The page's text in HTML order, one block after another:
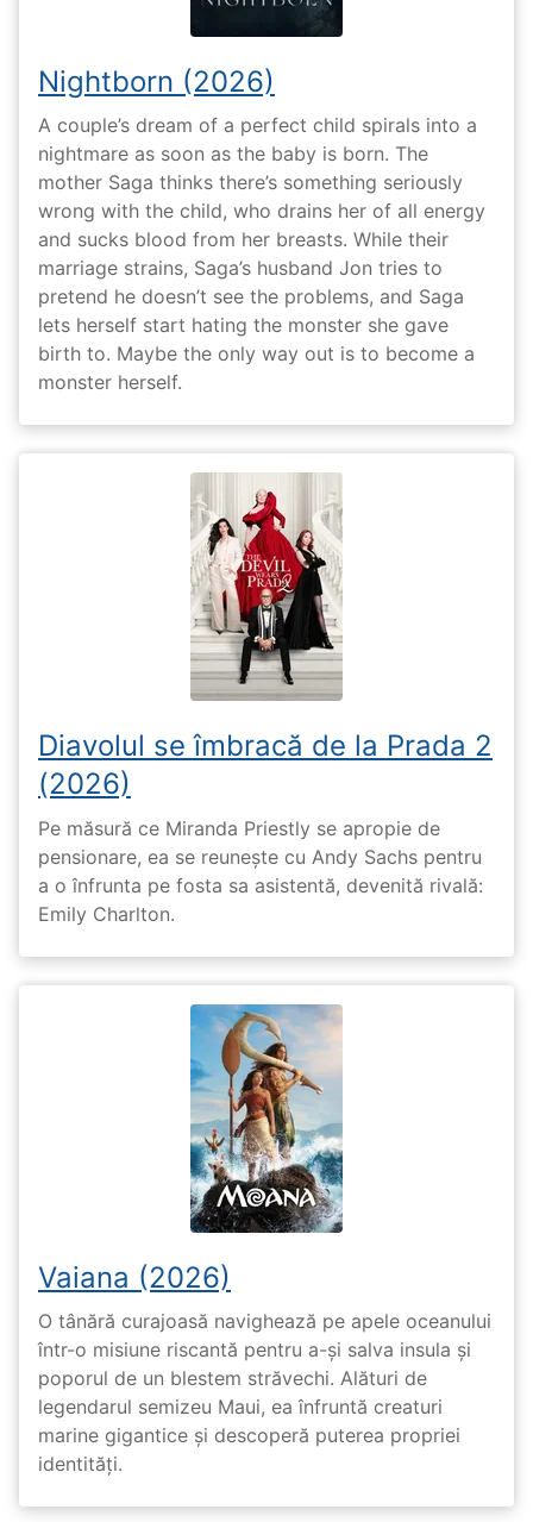
Nightborn (2026)
A couple’s dream of a perfect child spirals into a
nightmare as soon as the baby is born. The
mother Saga thinks there’s something seriously
wrong with the child, who drains her of all energy
and sucks blood from her breasts. While their
marriage strains, Saga’s husband Jon tries to
pretend he doesn’t see the problems, and Saga
lets herself start hating the monster she gave
birth to. Maybe the only way out is to become a
monster herself.
Diavolul se îmbracă de la Prada 2
(2026)
Pe măsură ce Miranda Priestly se apropie de
pensionare, ea se reunește cu Andy Sachs pentru
a o înfrunta pe fosta sa asistentă, devenită rivală:
Emily Charlton.
Vaiana (2026)
O tânără curajoasă navighează pe apele oceanului
într-o misiune riscantă pentru a-și salva insula și
poporul de un blestem străvechi. Alături de
legendarul semizeu Maui, ea înfruntă creaturi
marine gigantice și descoperă puterea propriei
identități.